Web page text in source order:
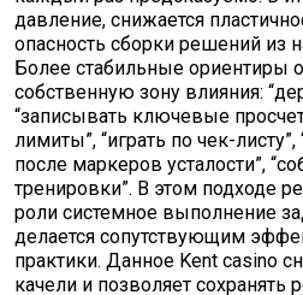
давление, снижается
опасность сборки решений из
Более стабильные ориентиры
собственную зону влияния:
“записывать ключевые
лимиты”, “играть по чек-
после маркеров усталости”,
тренировки”. В этом подходе
роли системное выполнение
делается сопутствующим
практики. Данное Kent casino
качели и позволяет сохранять